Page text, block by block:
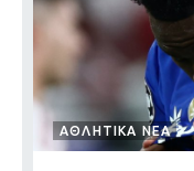
ΑΘΛΗΤΙΚΑ ΝΕΑ